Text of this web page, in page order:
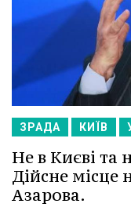
ЗРАДА КИЇВ
Не в Києві та
Дійсне місце
Азарова.